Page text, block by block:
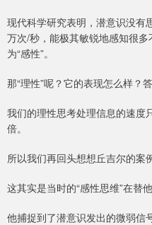
现代科学研究表明，潜意识没有
万次/秒，能极其敏锐地感知很
为“感性”。
那“理性”呢？它的表现怎么样？
我们的理性思考处理信息的速度
倍。
所以我们再回头想想丘吉尔的案
这其实是当时的“感性思维”在替他
他捕捉到了潜意识发出的微弱信